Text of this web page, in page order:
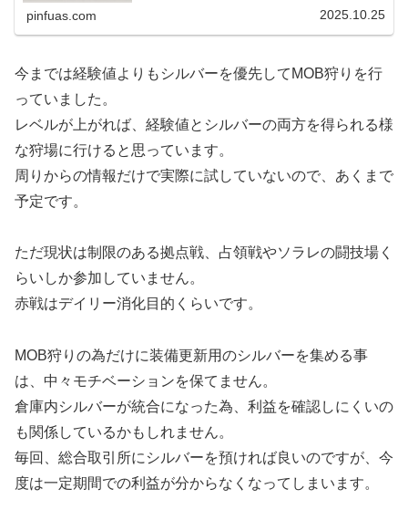
pinfuas.com 2025.10.25
今までは経験値よりもシルバーを優先してMOB狩りを行
っていました。
レベルが上がれば、経験値とシルバーの両方を得られる様
な狩場に行けると思っています。
周りからの情報だけで実際に試していないので、あくまで
予定です。
ただ現状は制限のある拠点戦、占領戦やソラレの闘技場く
らいしか参加していません。
赤戦はデイリー消化目的くらいです。
MOB狩りの為だけに装備更新用のシルバーを集める事
は、中々モチベーションを保てません。
倉庫内シルバーが統合になった為、利益を確認しにくいの
も関係しているかもしれません。
毎回、総合取引所にシルバーを預ければ良いのですが、今
度は一定期間での利益が分からなくなってしまいます。